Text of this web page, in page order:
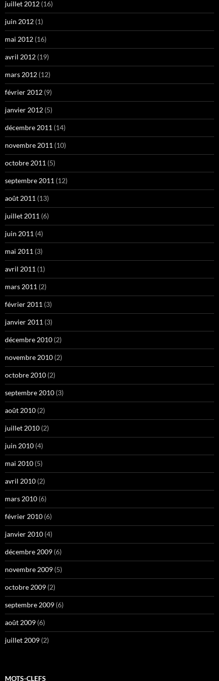
juillet 2012 (16)
juin 2012 (1)
mai 2012 (16)
avril 2012 (19)
mars 2012 (12)
février 2012 (9)
janvier 2012 (5)
décembre 2011 (14)
novembre 2011 (10)
octobre 2011 (5)
septembre 2011 (12)
août 2011 (13)
juillet 2011 (6)
juin 2011 (4)
mai 2011 (3)
avril 2011 (1)
mars 2011 (2)
février 2011 (3)
janvier 2011 (3)
décembre 2010 (2)
novembre 2010 (2)
octobre 2010 (2)
septembre 2010 (3)
août 2010 (2)
juillet 2010 (2)
juin 2010 (4)
mai 2010 (5)
avril 2010 (2)
mars 2010 (6)
février 2010 (6)
janvier 2010 (4)
décembre 2009 (6)
novembre 2009 (5)
octobre 2009 (2)
septembre 2009 (6)
août 2009 (6)
juillet 2009 (2)
MOTS-CLEFS